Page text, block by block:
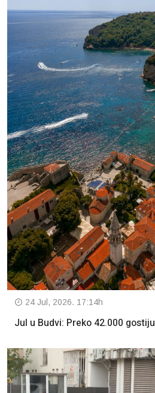
24 Jul, 2026. 17:14h
Jul u Budvi: Preko 42.000